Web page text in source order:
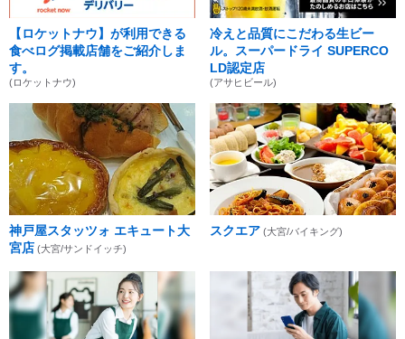
【ロケットナウ】が利用できる
食べログ掲載店舗をご紹介しま
す。
(ロケットナウ)
冷えと品質にこだわる生ビー
ル。スーパードライ SUPERCO
LD認定店
(アサヒビール)
神戸屋スタッツォ エキュート大
宮店 (大宮/サンドイッチ)
スクエア (大宮/バイキング)